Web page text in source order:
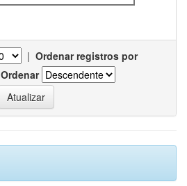
| Ordenar registros por
Ordenar